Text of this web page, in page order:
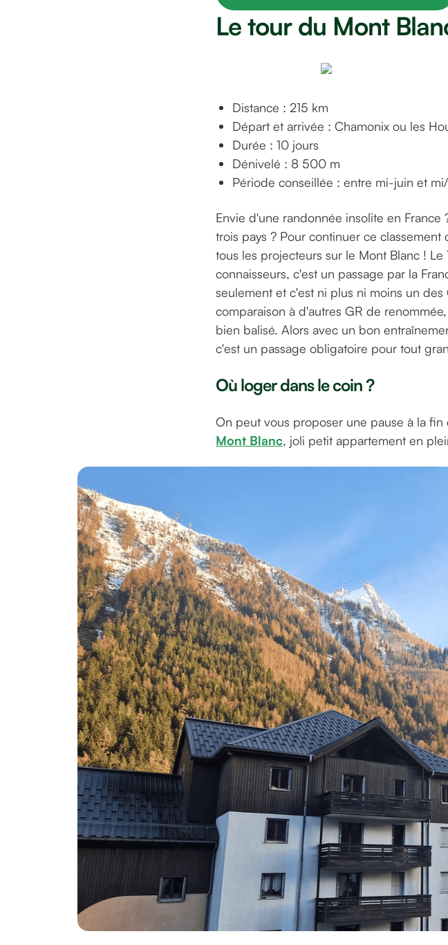
Le tour du Mont
Distance : 215 km
Départ et arrivée : Chamonix ou les
Durée : 10 jours
Dénivelé : 8 500 m
Période conseillée : entre mi-juin et
Envie d'une randonnée insolite en
trois pays ? Pour continuer ce
tous les projecteurs sur le Mont Blanc !
connaisseurs, c'est un passage par la
seulement et c'est ni plus ni moins un
comparaison à d'autres GR de
bien balisé. Alors avec un bon
c'est un passage obligatoire pour tout
Où loger dans le coin ?
On peut vous proposer une pause à la
Mont Blanc, joli petit appartement en